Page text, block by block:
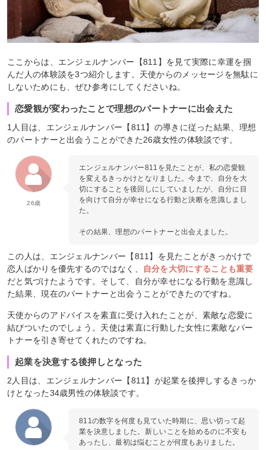
ここからは、エンジェルナンバー【811】を見て実際に幸運を掴
んだ人の体験談を3つ紹介します。天使からのメッセージを無駄に
しないためにも、ぜひ参考にしてくださいね。
恋愛観が変わったことで理想のパートナーに出会えた
1人目は、エンジェルナンバー【811】の導きに従った結果、理想
のパートナーと出会うことができた26歳女性の体験談です。
26歳
エンジェルナンバー811を見たことが、私の恋愛観
を変えるきっかけとなりました。今まで、自分を大
切にすることを後回しにしていましたが、自分に目
を向けて自分が幸せになる行動と決断を意識しまし
た。
その結果、理想のパートナーと出会えました。
この人は、エンジェルナンバー【811】を見たことがきっかけで
恋人ばかりを優先するのではなく、
自分を大切にすることも重要
だと気づけたようです。そして、自分が幸せになる行動を意識し
た結果、現在のパートナーと出会うことができたのですね。
天使からのアドバイスを素直に受け入れたことが、素敵な恋愛に
結びついたのでしょう。天使は素直に行動した女性に素敵なパー
トナーを引き寄せてくれたのですね。
起業を決意する後押しとなった
2人目は、エンジェルナンバー【811】が起業を後押しするきっか
けとなった34歳男性の体験談です。
811の数字を何度も見ていた時期に、思い切って起
業を決意しました。新しいことを始めるのに不安も
あったし、最初は悩むことが何度もありました。